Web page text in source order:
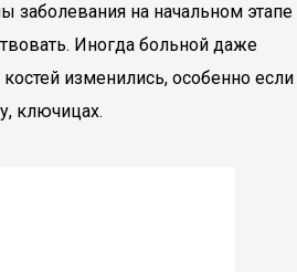
заболевания на начальном этапе
Иногда больной даже
костей изменились, особенно если
ключицах.